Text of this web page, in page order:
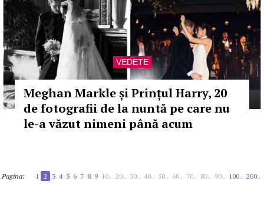
VEDETE
Meghan Markle și Prințul Harry, 20
de fotografii de la nuntă pe care nu
le-a văzut nimeni până acum
Pagina: 1 2 3 4 5 6 7 8 9 10.. 20.. 30.. 40.. 50.. 60.. 70.. 80.. 90.. 100.. 200..